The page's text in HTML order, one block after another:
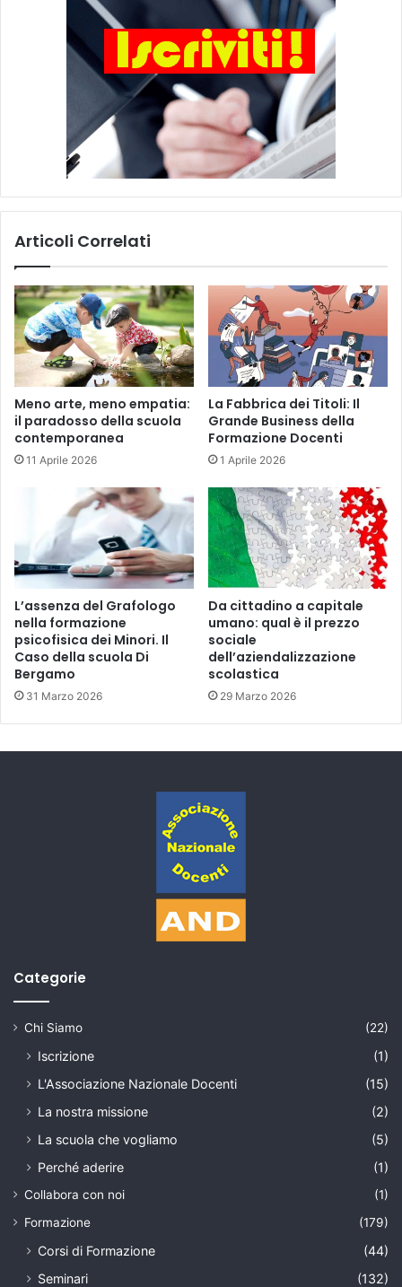
Articoli Correlati
Meno arte, meno empatia:
il paradosso della scuola
contemporanea
11 Aprile 2026
La Fabbrica dei Titoli: Il
Grande Business della
Formazione Docenti
1 Aprile 2026
L’assenza del Grafologo
nella formazione
psicofisica dei Minori. Il
Caso della scuola Di
Bergamo
31 Marzo 2026
Da cittadino a capitale
umano: qual è il prezzo
sociale
dell’aziendalizzazione
scolastica
29 Marzo 2026
Categorie
Chi Siamo (22)
Iscrizione
(1)
L'Associazione Nazionale Docenti
(15)
La nostra missione
(2)
La scuola che vogliamo
(5)
Perché aderire
(1)
Collabora con noi
(1)
Formazione
(179)
Corsi di Formazione
(44)
Seminari
(132)